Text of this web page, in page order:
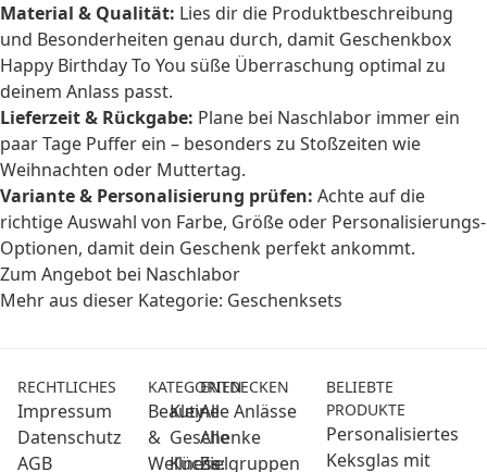
Material & Qualität: Lies dir die Produktbeschreibung
und Besonderheiten genau durch, damit Geschenkbox
Happy Birthday To You süße Überraschung optimal zu
deinem Anlass passt.
Lieferzeit & Rückgabe: Plane bei Naschlabor immer ein
paar Tage Puffer ein – besonders zu Stoßzeiten wie
Weihnachten oder Muttertag.
Variante & Personalisierung prüfen: Achte auf die
richtige Auswahl von Farbe, Größe oder Personalisierungs-
Optionen, damit dein Geschenk perfekt ankommt.
Zum Angebot bei Naschlabor
Mehr aus dieser Kategorie: Geschenksets
RECHTLICHES
Impressum
Datenschutz
AGB
KATEGORIEN
Beauty
&
Wellness:
Kleine
Geschenke
Küche
ENTDECKEN
Alle Anlässe
Alle
Zielgruppen
BELIEBTE
PRODUKTE
Personalisiertes
Keksglas mit